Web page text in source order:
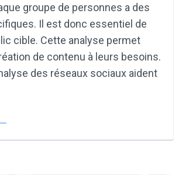
groupe de personnes a des
Il est donc essentiel de
cible. Cette analyse permet
de contenu à leurs besoins.
des réseaux sociaux aident